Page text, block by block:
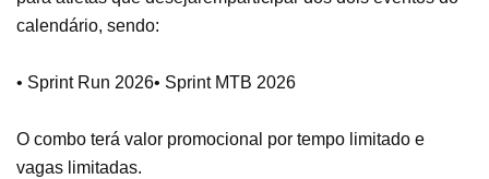
calendário, sendo:
• Sprint Run 2026• Sprint MTB 2026
O combo terá valor promocional por tempo limitado e
vagas limitadas.